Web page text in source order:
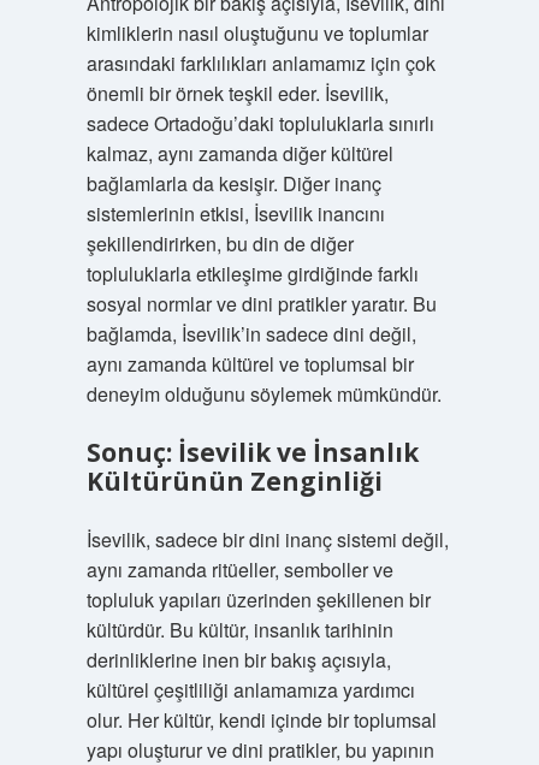
kimliklerin nasıl oluştuğunu ve toplumlar
arasındaki farklılıkları anlamamız için çok
önemli bir örnek teşkil eder. İsevilik,
sadece Ortadoğu’daki topluluklarla sınırlı
kalmaz, aynı zamanda diğer kültürel
bağlamlarla da kesişir. Diğer inanç
sistemlerinin etkisi, İsevilik inancını
şekillendirirken, bu din de diğer
topluluklarla etkileşime girdiğinde farklı
sosyal normlar ve dini pratikler yaratır. Bu
bağlamda, İsevilik’in sadece dini değil,
aynı zamanda kültürel ve toplumsal bir
deneyim olduğunu söylemek mümkündür.
Sonuç: İsevilik ve İnsanlık
Kültürünün Zenginliği
İsevilik, sadece bir dini inanç sistemi değil,
aynı zamanda ritüeller, semboller ve
topluluk yapıları üzerinden şekillenen bir
kültürdür. Bu kültür, insanlık tarihinin
derinliklerine inen bir bakış açısıyla,
kültürel çeşitliliği anlamamıza yardımcı
olur. Her kültür, kendi içinde bir toplumsal
yapı oluşturur ve dini pratikler, bu yapının